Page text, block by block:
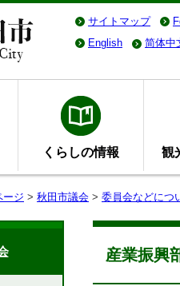
サイトマップ
English
简体中
くらしの情報 観
ージ > 秋田市議会 > 委員会などにつ
産業振興